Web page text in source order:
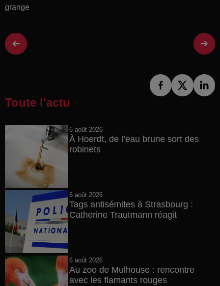
grange
Toute l'actu
6 août 2026
À Hoerdt, de l’eau brune sort des
robinets
6 août 2026
Tags antisémites à Strasbourg :
Catherine Trautmann réagit
6 août 2026
Au zoo de Mulhouse : rencontre
avec les flamants rouges